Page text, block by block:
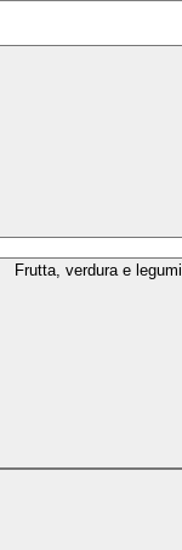
Frutta, verdura e legumi